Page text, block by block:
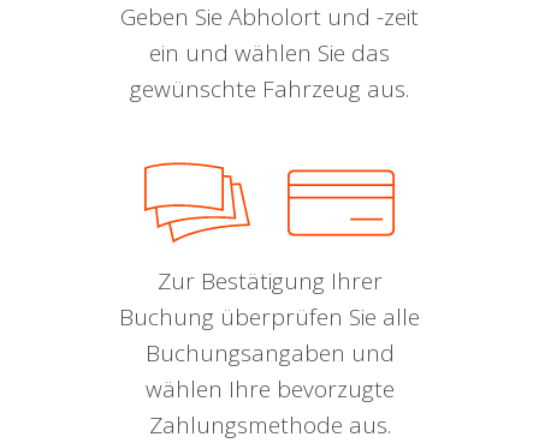
Geben Sie Abholort und -zeit
ein und wählen Sie das
gewünschte Fahrzeug aus.
Zur Bestätigung Ihrer
Buchung überprüfen Sie alle
Buchungsangaben und
wählen Ihre bevorzugte
Zahlungsmethode aus.